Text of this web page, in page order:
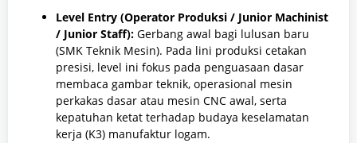
Level Entry (Operator Produksi / Junior Machinist
/ Junior Staff): Gerbang awal bagi lulusan baru
(SMK Teknik Mesin). Pada lini produksi cetakan
presisi, level ini fokus pada penguasaan dasar
membaca gambar teknik, operasional mesin
perkakas dasar atau mesin CNC awal, serta
kepatuhan ketat terhadap budaya keselamatan
kerja (K3) manufaktur logam.